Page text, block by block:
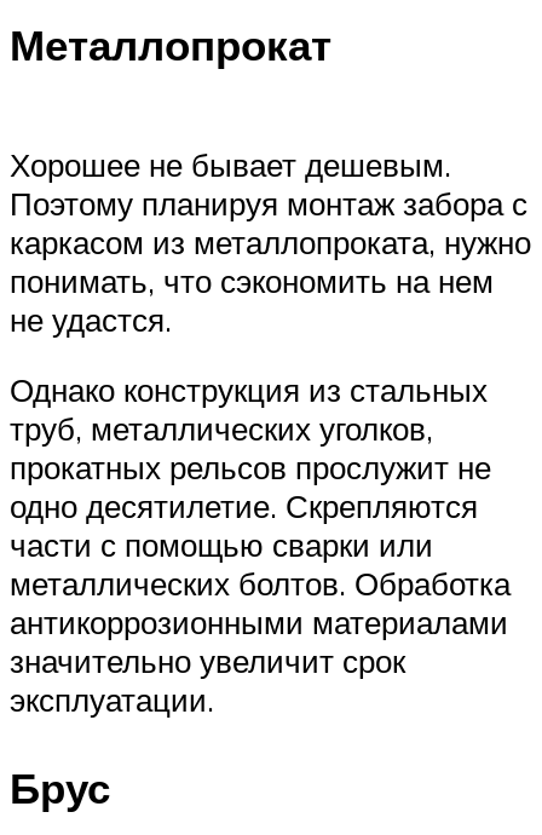
Металлопрокат
Хорошее не бывает дешевым.
Поэтому планируя монтаж забора с
каркасом из металлопроката, нужно
понимать, что сэкономить на нем
не удастся.
Однако конструкция из стальных
труб, металлических уголков,
прокатных рельсов прослужит не
одно десятилетие. Скрепляются
части с помощью сварки или
металлических болтов. Обработка
антикоррозионными материалами
значительно увеличит срок
эксплуатации.
Брус